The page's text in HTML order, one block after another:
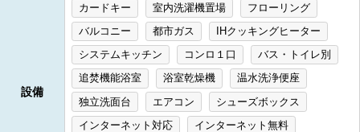
設備
カードキー 室内洗濯機置場
フローリング
バルコニー
都市ガス
IHクッキングヒーター
システムキッチン
コンロ１口
バス・トイレ別
追焚機能浴室
浴室乾燥機
温水洗浄便座
独立洗面台
エアコン
シューズボックス
インターネット対応
インターネット無料